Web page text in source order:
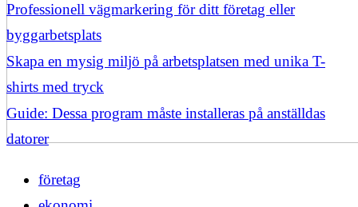
Professionell vägmarkering för ditt företag eller
byggarbetsplats
Skapa en mysig miljö på arbetsplatsen med unika T-
shirts med tryck
Guide: Dessa program måste installeras på anställdas
datorer
företag